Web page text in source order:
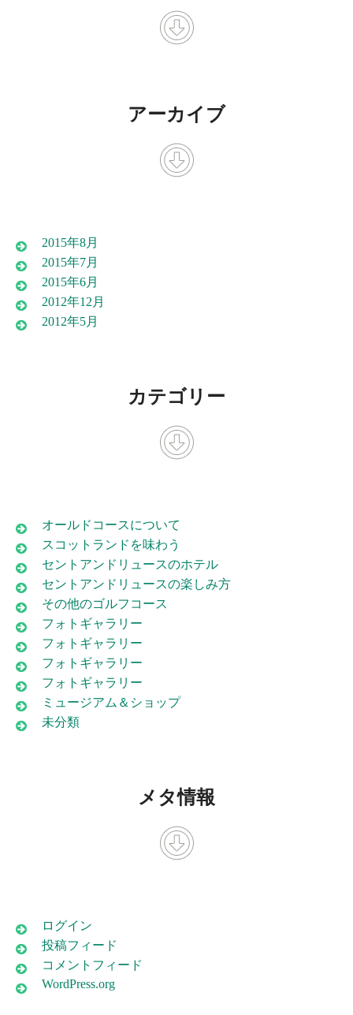
アーカイブ
2015年8月
2015年7月
2015年6月
2012年12月
2012年5月
カテゴリー
オールドコースについて
スコットランドを味わう
セントアンドリュースのホテル
セントアンドリュースの楽しみ方
その他のゴルフコース
フォトギャラリー
フォトギャラリー
フォトギャラリー
フォトギャラリー
ミュージアム＆ショップ
未分類
メタ情報
ログイン
投稿フィード
コメントフィード
WordPress.org